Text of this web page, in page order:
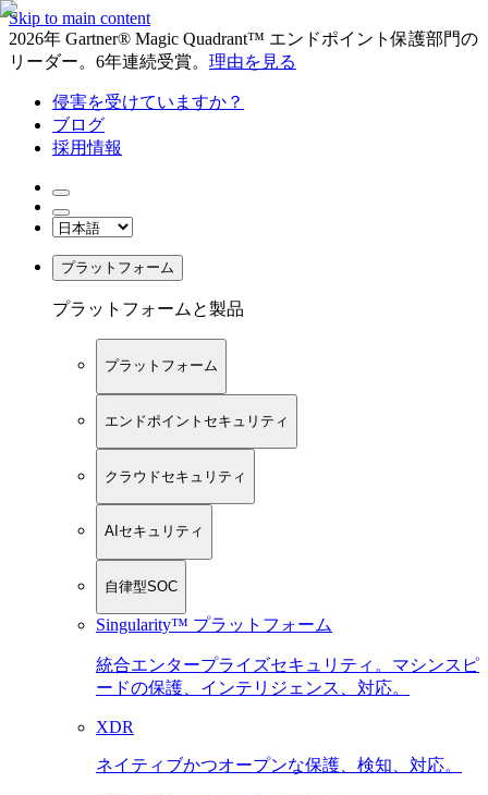
Skip to main content
2026年 Gartner® Magic Quadrant™ エンドポイント保護部門の
リーダー。6年連続受賞。 理由を見る
侵害を受けていますか？
ブログ
採用情報
プラットフォーム
プラットフォームと製品
プラットフォーム
エンドポイントセキュリティ
クラウドセキュリティ
AIセキュリティ
自律型SOC
Singularity™ プラットフォーム
統合エンタープライズセキュリティ。マシンスピ
ードの保護、インテリジェンス、対応。
XDR
ネイティブかつオープンな保護、検知、対応。